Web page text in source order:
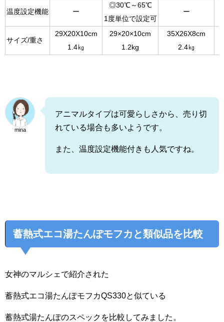
温度設定機能 ー
◎30℃～65℃
1度単位で設定可
ー
サイズ/重さ
29X20X10cm
1.4㎏
29×20×10cm
1.2kg
35X26X8cm
2.4㎏
mina
アニマルタイプは可愛らしさから、売り切
れている場合も多いようです。
また、温度設定機能付きも人気ですね。
蓄熱式エコ湯たんぽモフカと類似品を比較
女神のマルシェで紹介された
蓄熱式エコ湯たんぽモフカQS330と似ている
蓄熱式湯たんぽのスペックを比較してみました。